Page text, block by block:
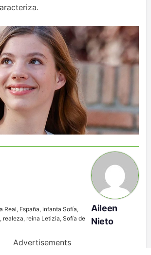
Real, España, infanta Sofía,
, realeza, reina Letizia, Sofía de
Aileen
Nieto
Advertisements